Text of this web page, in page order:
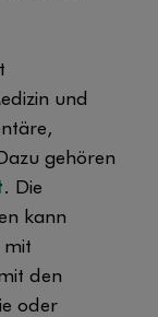
und
gehören
. Die
kann
mit
den
oder